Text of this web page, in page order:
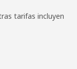
tarifas incluyen